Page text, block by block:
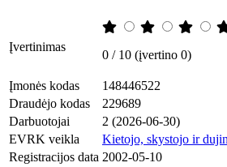
Įvertinimas
0 / 10 (įvertino 0)
Įmonės kodas
148446522
Draudėjo kodas
229689
Darbuotojai
2 (2026-06-30)
EVRK veikla
Kietojo, skystojo ir
Registracijos data 2002-05-10